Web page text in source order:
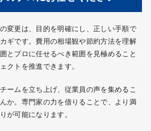
変更は、目的を明確にし、正しい手順で
ギです。費用の相場観や節約方法を理解
とプロに任せるべき範囲を見極めること
クトを推進できます。
ームを立ち上げ、従業員の声を集めるこ
か。専門家の力を借りることで、より満
が可能になります。